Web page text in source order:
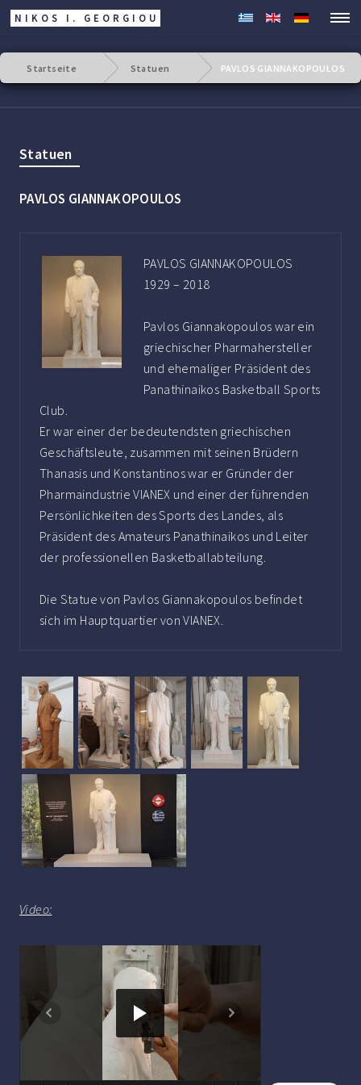
NIKOS I. GEORGIOU
Startseite Statuen PAVLOS GIANNAKOPOULOS
Statuen
PAVLOS GIANNAKOPOULOS
PAVLOS GIANNAKOPOULOS
1929 – 2018
Pavlos Giannakopoulos war ein
griechischer Pharmahersteller
und ehemaliger Präsident des
Panathinaikos Basketball Sports
Club.
Er war einer der bedeutendsten griechischen
Geschäftsleute, zusammen mit seinen Brüdern
Thanasis und Konstantinos war er Gründer der
Pharmaindustrie VIANEX und einer der führenden
Persönlichkeiten des Sports des Landes, als
Präsident des Amateurs Panathinaikos und Leiter
der professionellen Basketballabteilung.
Die Statue von Pavlos Giannakopoulos befindet
sich im Hauptquartier von VIANEX.
Video: